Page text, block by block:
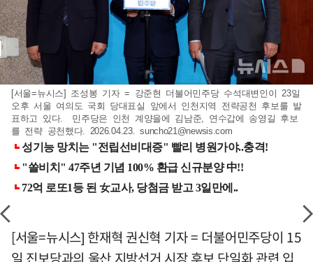
[서울=뉴시스] 조성봉 기자 = 강준현 더불어민주당 수석대변인이 23일
오후 서울 여의도 국회 당대표실 앞에서 인천지역 전략공천 후보룰 발
표하고 있다. 민주당은 인천 계양을에 김남준, 연수갑에 송영길 후보
를 전략 공천했다. 2026.04.23.suncho21@newsis.com
[서울=뉴시스] 한재혁 권신혁 기자 = 더불어민주당이 15
일 진보당과의 울산 지방선거 시장 후보 단일화 관련 입